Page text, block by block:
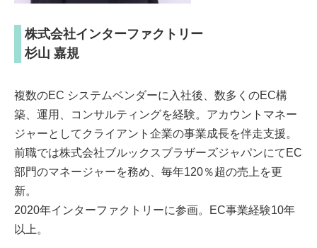
株式会社インターファクトリー
杉山 嘉規
複数のEC システムベンダーに入社後、数多くのEC構
築、運用、コンサルティングを経験。アカウントマネー
ジャーとしてクライアント企業の事業成長を伴走支援。
前職では株式会社ブルックスブラザーズジャパンにてEC
部門のマネージャーを務め、毎年120％超の売上を更
新。
2020年インターファクトリーに参画。EC事業経験10年
以上。